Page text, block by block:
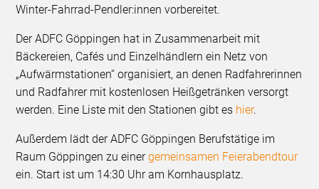
Winter-Fahrrad-Pendler:innen vorbereitet.
Der ADFC Göppingen hat in Zusammenarbeit mit
Bäckereien, Cafés und Einzelhändlern ein Netz von
„Aufwärmstationen“ organisiert, an denen Radfahrerinnen
und Radfahrer mit kostenlosen Heißgetränken versorgt
werden. Eine Liste mit den Stationen gibt es hier.
Außerdem lädt der ADFC Göppingen Berufstätige im
Raum Göppingen zu einergemeinsamen Feierabendtour
ein. Start ist um 14:30 Uhr am Kornhausplatz.